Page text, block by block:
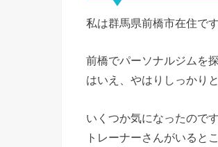
私は群馬県前橋市在住で
前橋でパーソナルジムを
はいえ、やはりしっかり
いくつか気になったので
トレーナーさんがいると